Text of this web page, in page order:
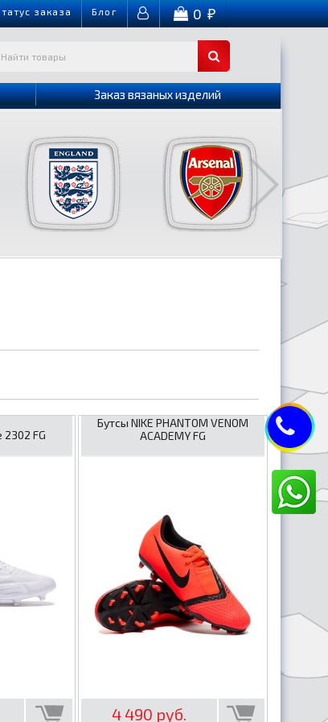
заказа Блог 0₽
Заказ вязаных изделий
2302 FG
Бутсы NIKE PHANTOM VENOM
ACADEMY FG
4 490 руб.